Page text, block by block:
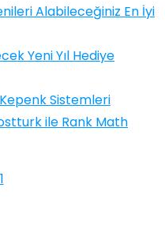
Alabileceğiniz En İyi
Yeni Yıl Hediye
Sistemleri
ile Rank Math